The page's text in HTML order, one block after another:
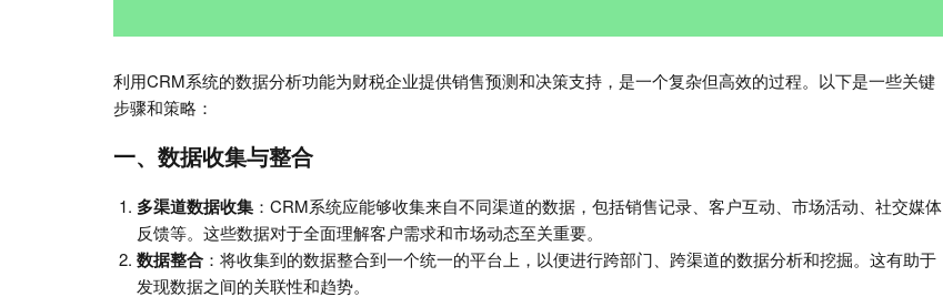
利用CRM系统的数据分析功能为财税企业提供销售预测和决策支持，是一个复杂但高效的过程。以下是一些关键
步骤和策略：
一、数据收集与整合
多渠道数据收集 ：CRM系统应能够收集来自不同渠道的数据，包括销售记录、客户互动、市场活动、社交媒体
反馈等。这些数据对于全面理解客户需求和市场动态至关重要。
数据整合 ：将收集到的数据整合到一个统一的平台上，以便进行跨部门、跨渠道的数据分析和挖掘。这有助于
发现数据之间的关联性和趋势。